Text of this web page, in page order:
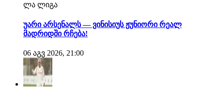
ლა ლიგა
უარი არსენალს — ვინისიუს ჟუნიორი რეალ
მადრიდში რჩება!
06 აგვ 2026, 21:00